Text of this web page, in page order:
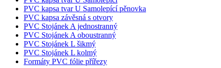
PVC kapsa tvar U Samolepící pěnovka
PVC kapsa závěsná s otvory
PVC Stojánek A jednostranný
PVC Stojánek A oboustranný
PVC Stojánek L šikmý
PVC Stojánek L kolmý
Formáty PVC fólie přířezy